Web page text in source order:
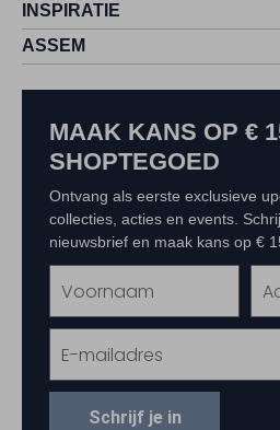
INSPIRATIE
ASSEM
MAAK KANS OP €
SHOPTEGOED
Ontvang als eerste exclusieve
collecties, acties en events.
nieuwsbrief en maak kans op €
Schrijf je in